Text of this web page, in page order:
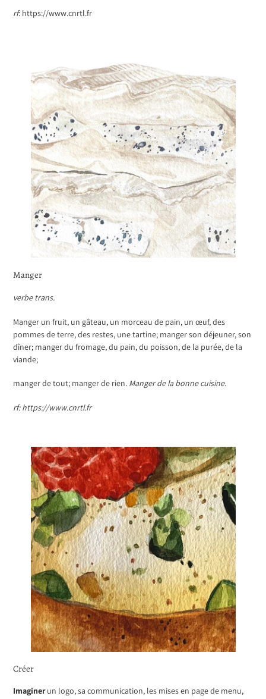
rf: https://www.cnrtl.fr
Manger
verbe trans.
Manger un fruit, un gâteau, un morceau de pain, un œuf, des
pommes de terre, des restes, une tartine; manger son déjeuner, son
dîner; manger du fromage, du pain, du poisson, de la purée, de la
viande;
manger de tout; manger de rien. Manger de la bonne cuisine.
rf: https://www.cnrtl.fr
Créer
Imaginerun logo, sa communication, les mises en page de menu,